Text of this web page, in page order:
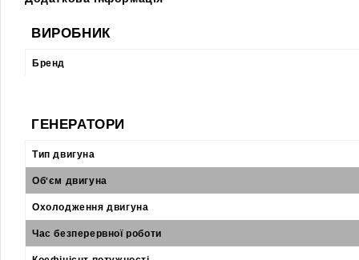
ВИРОБНИК
Бренд
ГЕНЕРАТОРИ
Тип двигуна
Об'єм двигуна
Охолодження двигуна
Час безперервної роботи